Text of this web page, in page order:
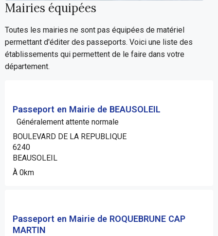
Mairies équipées
Toutes les mairies ne sont pas équipées de matériel
permettant d'éditer des passeports. Voici une liste des
établissements qui permettent de le faire dans votre
département.
Passeport en Mairie de BEAUSOLEIL
Généralement attente normale
BOULEVARD DE LA REPUBLIQUE
6240
BEAUSOLEIL
À 0km
Passeport en Mairie de ROQUEBRUNE CAP
MARTIN